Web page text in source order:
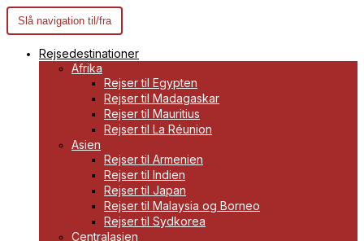
Slå navigation til/fra
Rejsedestinationer
Afrika
Rejser til Egypten
Rejser til Madagaskar
Rejser til Mauritius
Rejser til La Réunion
Asien
Rejser til Armenien
Rejser til Indien
Rejser til Japan
Rejser til Malaysia og Borneo
Rejser til Sydkorea
Centralasien